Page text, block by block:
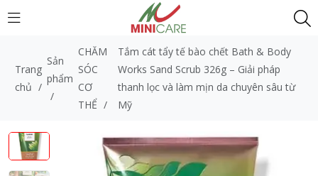
Trang
chủ /
Sản
phẩm
/
CHĂM
SÓC
CƠ
THỂ /
Tắm cát tẩy tế bào chết Bath & Body
Works Sand Scrub 326g – Giải pháp
thanh lọc và làm mịn da chuyên sâu từ
Mỹ